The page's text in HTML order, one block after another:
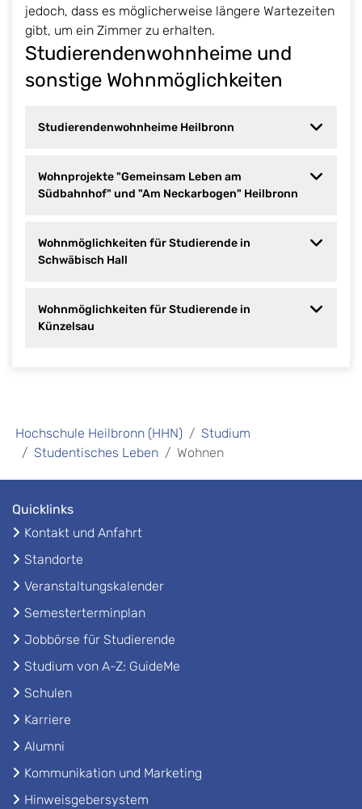
jedoch, dass es möglicherweise längere Wartezeiten
gibt, um ein Zimmer zu erhalten.
Studierendenwohnheime und
sonstige Wohnmöglichkeiten
Studierendenwohnheime Heilbronn
Wohnprojekte "Gemeinsam Leben am
Südbahnhof" und "Am Neckarbogen" Heilbronn
Wohnmöglichkeiten für Studierende in
Schwäbisch Hall
Wohnmöglichkeiten für Studierende in
Künzelsau
Hochschule Heilbronn (HHN)
Studium
Studentisches Leben
Wohnen
Quicklinks
Kontakt und Anfahrt
Standorte
Veranstaltungskalender
Semesterterminplan
Jobbörse für Studierende
Studium von A-Z: GuideMe
Schulen
Karriere
Alumni
Kommunikation und Marketing
Hinweisgebersystem